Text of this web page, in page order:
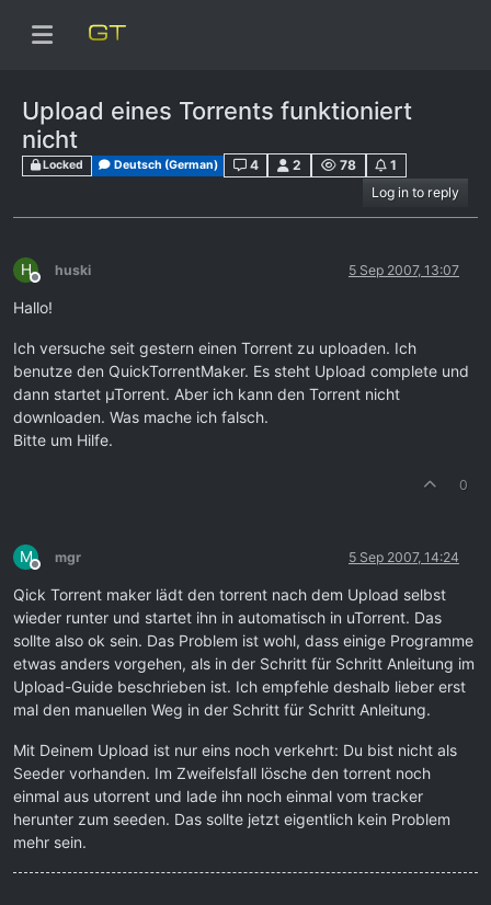
Upload eines Torrents funktioniert
nicht
Locked Deutsch (German) 4 2 78
1
Log in to reply
H
Offline
huski 5 Sep 2007, 13:07
Hallo!
Ich versuche seit gestern einen Torrent zu uploaden. Ich
benutze den QuickTorrentMaker. Es steht Upload complete und
dann startet µTorrent. Aber ich kann den Torrent nicht
downloaden. Was mache ich falsch.
Bitte um Hilfe.
0
M
Offline
mgr 5 Sep 2007, 14:24
Qick Torrent maker lädt den torrent nach dem Upload selbst
wieder runter und startet ihn in automatisch in uTorrent. Das
sollte also ok sein. Das Problem ist wohl, dass einige Programme
etwas anders vorgehen, als in der Schritt für Schritt Anleitung im
Upload-Guide beschrieben ist. Ich empfehle deshalb lieber erst
mal den manuellen Weg in der Schritt für Schritt Anleitung.
Mit Deinem Upload ist nur eins noch verkehrt: Du bist nicht als
Seeder vorhanden. Im Zweifelsfall lösche den torrent noch
einmal aus utorrent und lade ihn noch einmal vom tracker
herunter zum seeden. Das sollte jetzt eigentlich kein Problem
mehr sein.